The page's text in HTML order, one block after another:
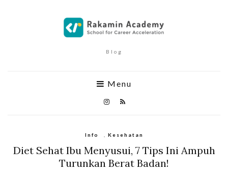
Blog
Menu
Info Kesehatan
Diet Sehat Ibu Menyusui, 7 Tips Ini Ampuh
Turunkan Berat Badan!